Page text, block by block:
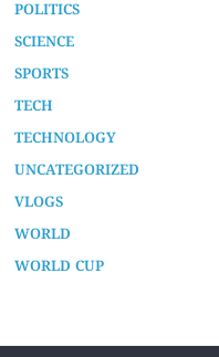
POLITICS
SCIENCE
SPORTS
TECH
TECHNOLOGY
UNCATEGORIZED
VLOGS
WORLD
WORLD CUP